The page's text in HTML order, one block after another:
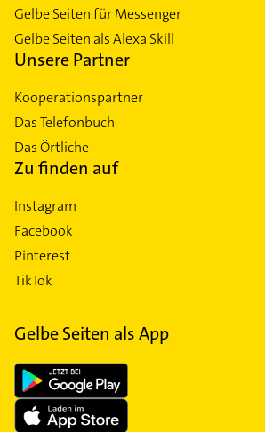
Gelbe Seiten für Messenger
Gelbe Seiten als Alexa Skill
Unsere Partner
Kooperationspartner
Das Telefonbuch
Das Örtliche
Zu finden auf
Instagram
Facebook
Pinterest
TikTok
Gelbe Seiten als App